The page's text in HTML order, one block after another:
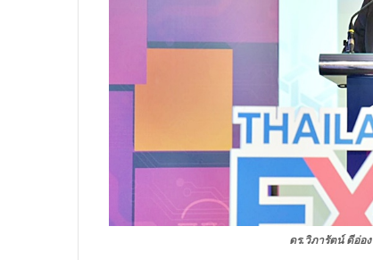
ดร.วิภารัตน์ ดีอ่อง